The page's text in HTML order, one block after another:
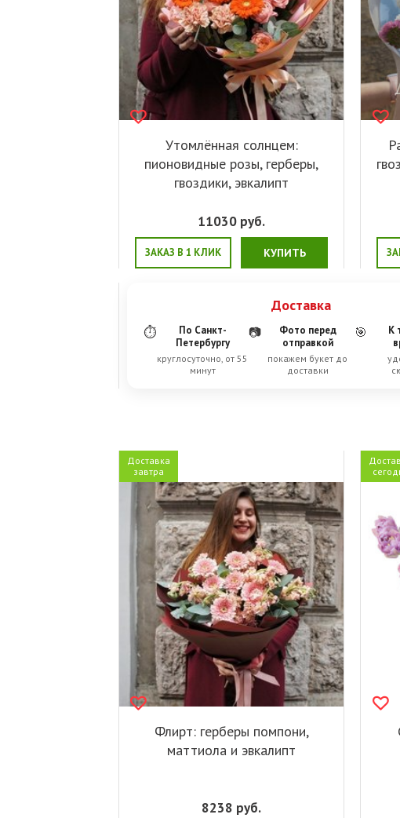
Утомлённая солнцем:
пионовидные розы, герберы,
гвоздики, эвкалипт
11030 руб.
ЗАКАЗ В 1 КЛИК КУПИТЬ
Доставка
⏱
По Санкт-
Петербургу
круглосуточно, от 55
минут
📷
Фото перед
отправкой
покажем букет до
доставки
🎯
К
Доставка
завтра
Флирт: герберы помпони,
маттиола и эвкалипт
8238 руб.